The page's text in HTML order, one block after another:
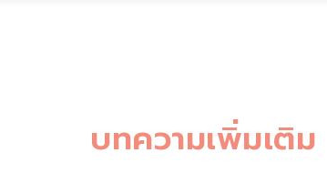
บทความเพิ่มเติม